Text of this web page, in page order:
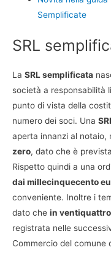
Semplificate
SRL
La SRL semplificata
società a responsabilità
punto di vista della
numero dei soci. Una
aperta innanzi al notaio,
zero, dato che è
Rispetto quindi a una
dai millecinquecento
conveniente. Inoltre i
dato che in
registrata nelle
Commercio del comune